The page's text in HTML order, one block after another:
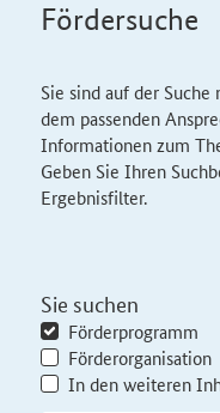
Fördersuche
Sie sind auf der
dem passenden
Informationen zum
Geben Sie Ihren
Ergebnisfilter.
Sie suchen
Förderprogramm
Förderorganisation
In den weiteren